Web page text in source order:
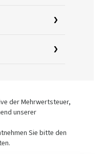
der Mehrwertsteuer,
unserer
Sie bitte den